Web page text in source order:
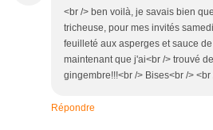
<br /> ben voilà, je savais bien
tricheuse, pour mes invités
feuilleté aux asperges et sauce
maintenant que j'ai<br /> trouvé
gingembre!!!<br /> Bises<br /> <br
Répondre